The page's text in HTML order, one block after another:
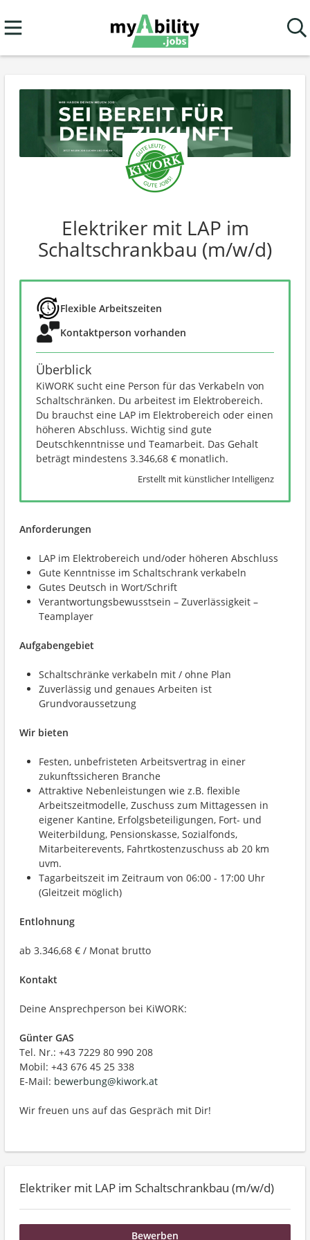
Elektriker mit LAP im Schaltschrankbau (m/w/d)
Bewerben
Elektriker mit LAP im
Schaltschrankbau (m/w/d)
Flexible Arbeitszeiten
Kontaktperson vorhanden
Überblick
KiWORK sucht eine Person für das Verkabeln von
Schaltschränken. Du arbeitest im Elektrobereich.
Du brauchst eine LAP im Elektrobereich oder einen
höheren Abschluss. Wichtig sind gute
Deutschkenntnisse und Teamarbeit. Das Gehalt
beträgt mindestens 3.346,68 € monatlich.
Erstellt mit künstlicher Intelligenz
Anforderungen
LAP im Elektrobereich und/oder höheren Abschluss
Gute Kenntnisse im Schaltschrank verkabeln
Gutes Deutsch in Wort/Schrift
Verantwortungsbewusstsein – Zuverlässigkeit –
Teamplayer
Aufgabengebiet
Schaltschränke verkabeln mit / ohne Plan
Zuverlässig und genaues Arbeiten ist
Grundvoraussetzung
Wir bieten
Festen, unbefristeten Arbeitsvertrag in einer
zukunftssicheren Branche
Attraktive Nebenleistungen wie z.B. flexible
Arbeitszeitmodelle, Zuschuss zum Mittagessen in
eigener Kantine, Erfolgsbeteiligungen, Fort- und
Weiterbildung, Pensionskasse, Sozialfonds,
Mitarbeiterevents, Fahrtkostenzuschuss ab 20 km
uvm.
Tagarbeitszeit im Zeitraum von 06:00 - 17:00 Uhr
(Gleitzeit möglich)
Entlohnung
ab 3.346,68 € / Monat brutto
Kontakt
Deine Ansprechperson bei KiWORK:
Günter GAS
Tel. Nr.: +43 7229 80 990 208
Mobil: +43 676 45 25 338
E-Mail: bewerbung@kiwork.at
Wir freuen uns auf das Gespräch mit Dir!